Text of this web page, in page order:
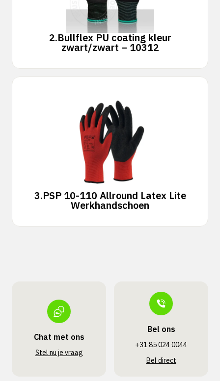
2.Bullflex PU coating kleur
zwart/zwart – 10312
3.PSP 10-110 Allround Latex Lite
Werkhandschoen
Chat met ons
Stel nu je vraag
Bel ons
+31 85 024 0044
Bel direct